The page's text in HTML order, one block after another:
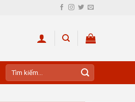
Tìm
kiếm: